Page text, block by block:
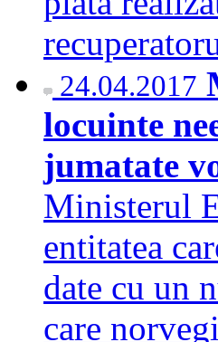
24.04.2017
locuinte
jumatate
Ministerul
entitatea
date cu un
care